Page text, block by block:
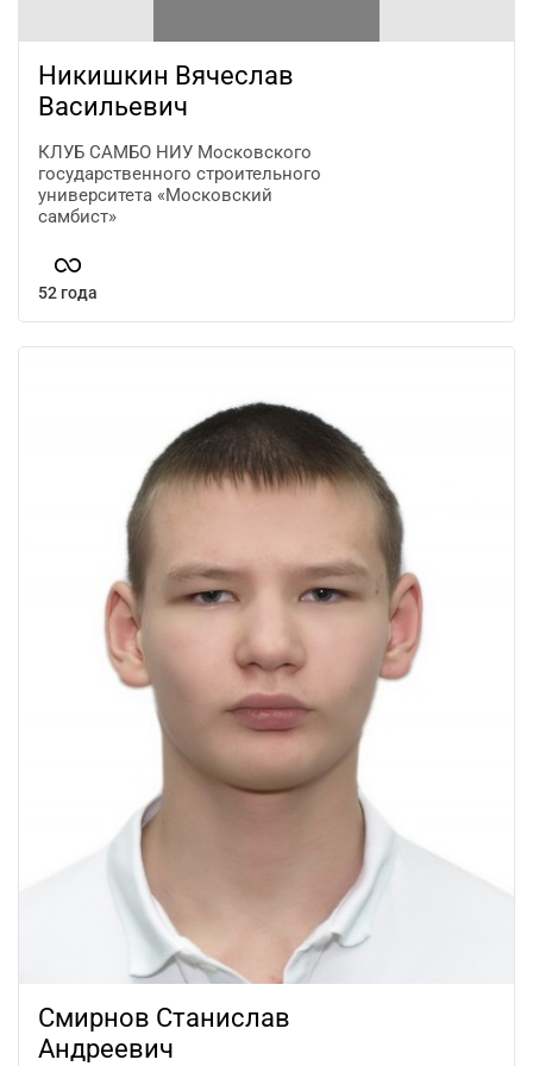
Никишкин Вячеслав
Васильевич
КЛУБ САМБО НИУ Московского
государственного строительного
университета «Московский
самбист»
52 года
Смирнов Станислав
Андреевич